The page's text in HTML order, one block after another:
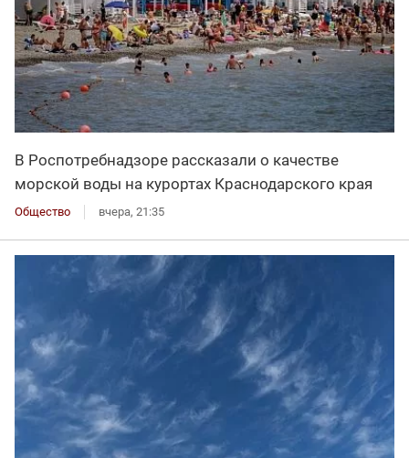
В Роспотребнадзоре рассказали о качестве
морской воды на курортах Краснодарского края
Общество вчера, 21:35